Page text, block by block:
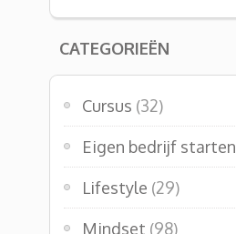
CATEGORIEËN
Cursus (32)
Eigen bedrijf starten
Lifestyle (29)
Mindset (98)